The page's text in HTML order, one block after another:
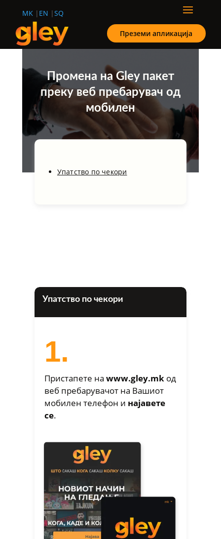
MK EN SQ
Преземи апликација
Промена на Gley пакет
преку веб пребарувач од
мобилен
Упатство по чекори
Упатство по чекори
1.
Пристапете на www.gley.mkод
веб пребарувачот на Вашиот
мобилен телефон и најавете
се.